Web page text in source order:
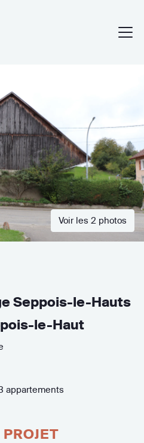
Voir les 2 photos
Seppois-le-Hauts
le-Haut
appartements